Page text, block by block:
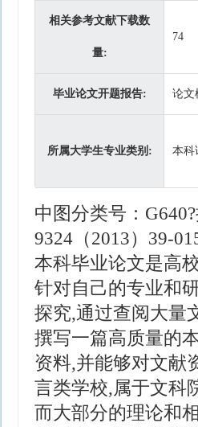
相关参考文献下载数
量:
74
毕业论文开题报告: 论文
所属大学生专业类别: 本科
中图分类号：
9324（2013）39-
本科毕业论文是高
针对自己的专业和
探究,通过查阅大量
撰写一篇高质量的
资料,并能够对文献
言类学校,属于文科
而大部分的理论和